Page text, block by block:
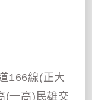
166線(正大
(一高) 民雄交